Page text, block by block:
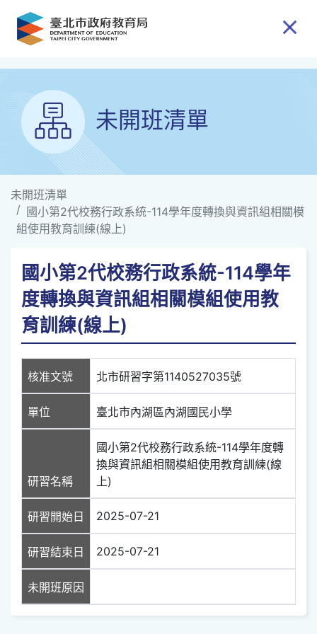
跳到主要內容
未開班清單
未開班清單
國小第2代校務行政系統-114學年度轉換與資訊組相關模
組使用教育訓練(線上)
國小第2代校務行政系統-114學年
度轉換與資訊組相關模組使用教
育訓練(線上)
核准文號 北市研習字第1140527035號
單位 臺北市內湖區內湖國民小學
研習名稱
國小第2代校務行政系統-114學年度轉
換與資訊組相關模組使用教育訓練(線
上)
研習開始日 2025-07-21
研習結束日 2025-07-21
未開班原因